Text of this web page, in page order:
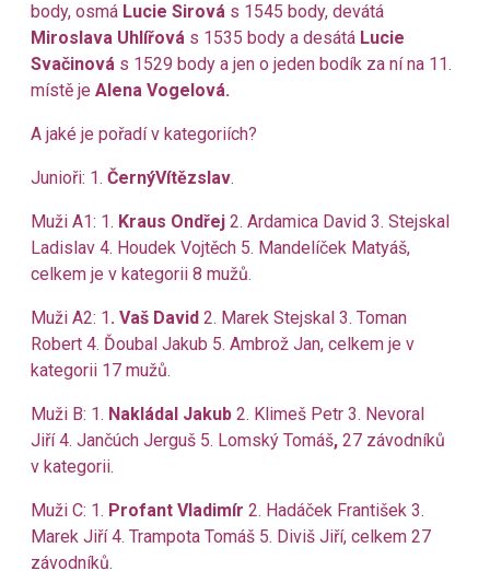
body, osmá Lucie Sirová s 1545 body, devátá
Miroslava Uhlířová s 1535 body a desátá Lucie
Svačinová s 1529 body a jen o jeden bodík za ní na 11.
místě je Alena Vogelová.
A jaké je pořadí v kategoriích?
Junioři: 1. ČernýVítězslav.
Muži A1: 1. Kraus Ondřej 2. Ardamica David 3. Stejskal
Ladislav 4. Houdek Vojtěch 5. Mandelíček Matyáš,
celkem je v kategorii 8 mužů.
Muži A2: 1 . Vaš David 2. Marek Stejskal 3. Toman
Robert 4. Ďoubal Jakub 5. Ambrož Jan, celkem je v
kategorii 17 mužů.
Muži B: 1. Nakládal Jakub 2. Klimeš Petr 3. Nevoral
Jiří 4. Jančúch Jerguš 5. Lomský Tomáš, 27 závodníků
v kategorii.
Muži C: 1. Profant Vladimír 2. Hadáček František 3.
Marek Jiří 4. Trampota Tomáš 5. Diviš Jiří, celkem 27
závodníků.